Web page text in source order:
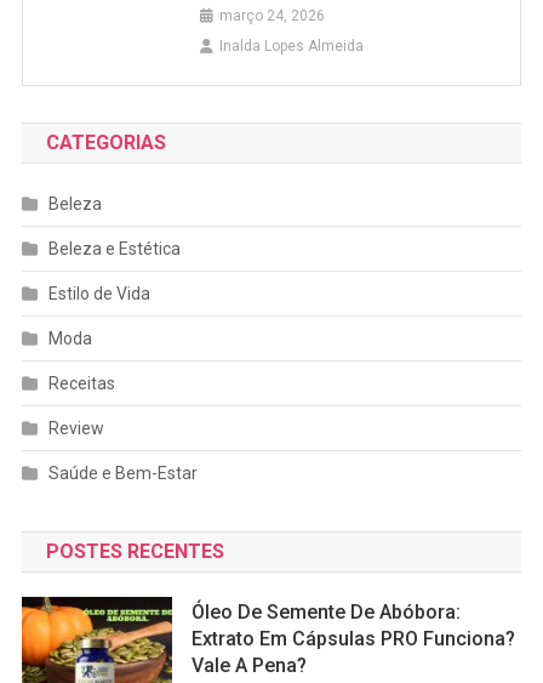
março 24, 2026
Inalda Lopes Almeida
CATEGORIAS
Beleza
Beleza e Estética
Estilo de Vida
Moda
Receitas
Review
Saúde e Bem-Estar
POSTES RECENTES
Óleo De Semente De Abóbora:
Extrato Em Cápsulas PRO Funciona?
Vale A Pena?